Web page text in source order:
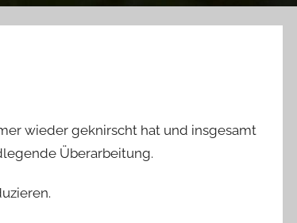
wieder geknirscht hat und insgesamt
Überarbeitung.